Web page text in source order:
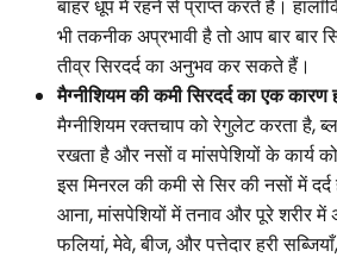
बाहर धूप में रहने से प्राप्त करते हैं।
भी तकनीक अप्रभावी है तो आप बार बार
तीव्र सिरदर्द का अनुभव कर सकते हैं।
मैग्नीशियम की कमी सिरदर्द का एक
मैग्नीशियम रक्तचाप को रेगुलेट करता है,
रखता है और नसों व मांसपेशियों के कार्य
इस मिनरल की कमी से सिर की नसों में दर्द
आना, मांसपेशियों में तनाव और पूरे शरीर में
फलियां, मेवे, बीज, और पत्तेदार हरी